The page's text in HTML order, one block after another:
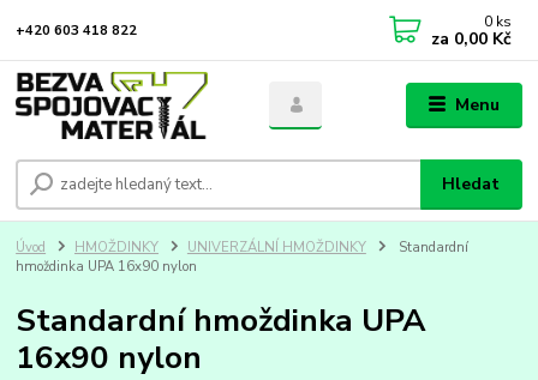
Menu
Hledat
+420 603 418 822 0 ks
za 0,00 Kč
Úvod HMOŽDINKY UNIVERZÁLNÍ HMOŽDINKY
Standardní
hmoždinka UPA 16x90 nylon
Standardní hmoždinka UPA
16x90 nylon